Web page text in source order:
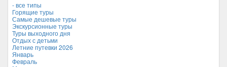
Италия
Камбоджа
Кипр
Куба
Мальдивские острова
Мальта
Новая Зеландия
Объединенные Арабские Эмираты
- все типы
Горящие туры
Самые дешевые туры
Экскурсионные туры
Туры выходного дня
Отдых с детьми
Летние путевки 2026
Январь
Февраль